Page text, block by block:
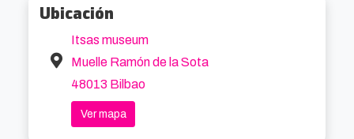
Ubicación
Itsas museum
Muelle Ramón de la Sota
48013 Bilbao
Ver mapa